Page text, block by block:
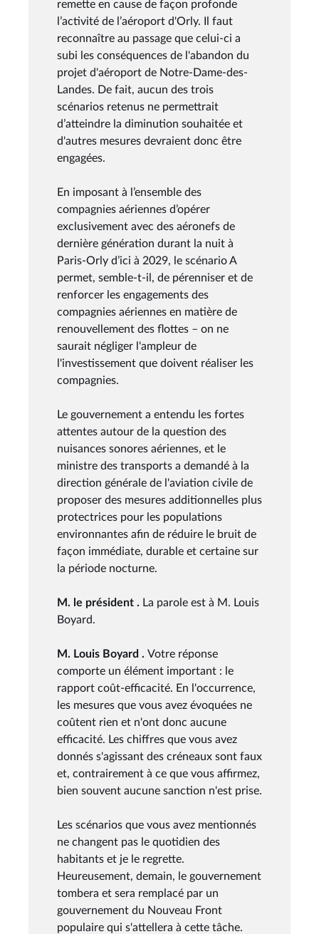
remette en cause de façon profonde
l’activité de l’aéroport d'Orly. Il faut
reconnaître au passage que celui-ci a
subi les conséquences de l'abandon du
projet d'aéroport de Notre-Dame-des-
Landes. De fait, aucun des trois
scénarios retenus ne permettrait
d’atteindre la diminution souhaitée et
d'autres mesures devraient donc être
engagées.
En imposant à l’ensemble des
compagnies aériennes d’opérer
exclusivement avec des aéronefs de
dernière génération durant la nuit à
Paris-Orly d’ici à 2029, le scénario A
permet, semble-t-il, de pérenniser et de
renforcer les engagements des
compagnies aériennes en matière de
renouvellement des flottes – on ne
saurait négliger l'ampleur de
l'investissement que doivent réaliser les
compagnies.
Le gouvernement a entendu les fortes
attentes autour de la question des
nuisances sonores aériennes, et le
ministre des transports a demandé à la
direction générale de l'aviation civile de
proposer des mesures additionnelles plus
protectrices pour les populations
environnantes afin de réduire le bruit de
façon immédiate, durable et certaine sur
la période nocturne.
M. le président . La parole est à M. Louis
Boyard.
M. Louis Boyard . Votre réponse
comporte un élément important : le
rapport coût-efficacité. En l'occurrence,
les mesures que vous avez évoquées ne
coûtent rien et n'ont donc aucune
efficacité. Les chiffres que vous avez
donnés s'agissant des créneaux sont faux
et, contrairement à ce que vous affirmez,
bien souvent aucune sanction n'est prise.
Les scénarios que vous avez mentionnés
ne changent pas le quotidien des
habitants et je le regrette.
Heureusement, demain, le gouvernement
tombera et sera remplacé par un
gouvernement du Nouveau Front
populaire qui s'attellera à cette tâche.